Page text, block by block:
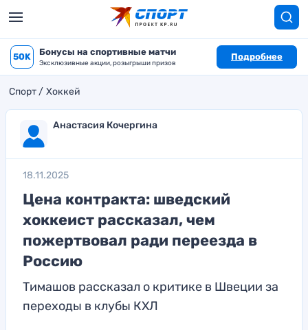
50K Бонусы на спортивные матчи
Эксклюзивные акции, розыгрыши призов
Подробнее
Спорт Хоккей
Анастасия Кочергина
18.11.2025
Цена контракта: шведский
хоккеист рассказал, чем
пожертвовал ради переезда в
Россию
Тимашов рассказал о критике в Швеции за
переходы в клубы КХЛ